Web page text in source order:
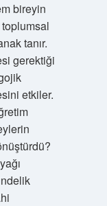
bireyin
tanır.
gerektiği
etkiler.